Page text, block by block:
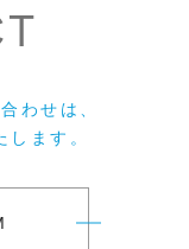
わせは、
ます。